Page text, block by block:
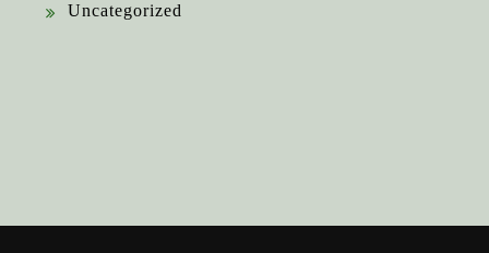
Uncategorized